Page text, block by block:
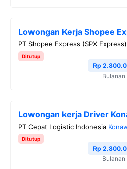
Lowongan Kerja Shopee
PT Shopee Express (SPX Express)
Ditutup
Rp
Bulanan
Lowongan kerja Driver
PT Cepat Logistic Indonesia
Ditutup
Rp
Bulanan